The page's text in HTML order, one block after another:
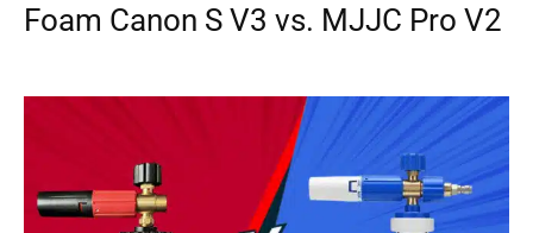
Foam Canon S V3 vs. MJJC Pro V2